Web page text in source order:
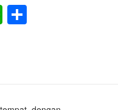
WhatsApp